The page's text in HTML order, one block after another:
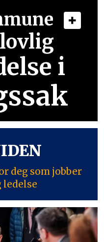
i
deg som jobber
ledelse